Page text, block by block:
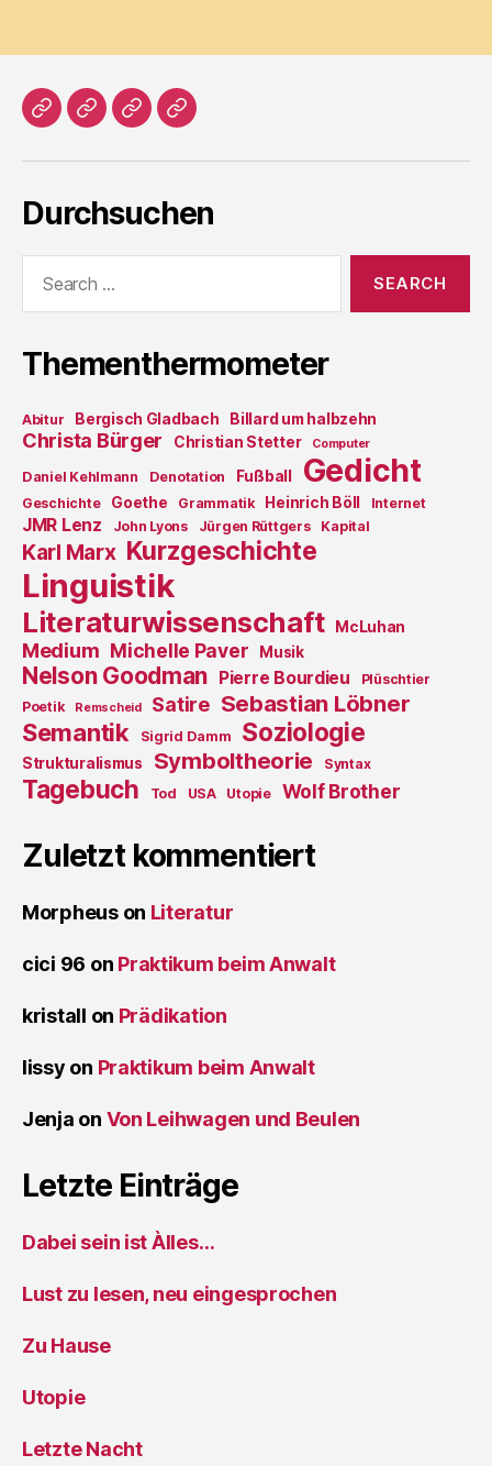
HomeLiteratur
ProsaImpressum
Durchsuchen
Thementhermometer
Abitur Bergisch Gladbach Billard um halbzehn
Christa Bürger Christian Stetter Computer
Daniel Kehlmann Denotation Fußball Gedicht
Geschichte Goethe Grammatik Heinrich Böll Internet
JMR Lenz John Lyons Jürgen Rüttgers Kapital
Karl Marx Kurzgeschichte
Linguistik
Literaturwissenschaft McLuhan
Medium Michelle Paver Musik
Nelson Goodman Pierre Bourdieu
Plüschtier
Poetik
Remscheid Satire Sebastian Löbner
Semantik Sigrid Damm Soziologie
Strukturalismus Symboltheorie Syntax
Tagebuch Tod USA Utopie Wolf Brother
Zuletzt kommentiert
Morpheuson Literatur
cici 96 on Praktikum beim Anwalt
kristall on Prädikation
lissy on Praktikum beim Anwalt
Jenja on Von Leihwagen und Beulen
Letzte Einträge
Dabei sein ist Àlles…
Lust zu lesen, neu eingesprochen
Zu Hause
Utopie
Letzte Nacht